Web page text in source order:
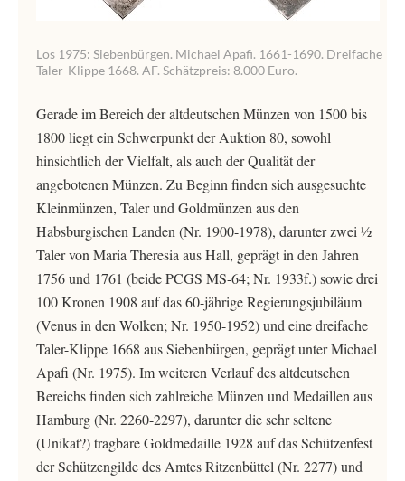
Los 1975: Siebenbürgen. Michael Apafi. 1661-1690. Dreifache
Taler-Klippe 1668. AF. Schätzpreis: 8.000 Euro.
Gerade im Bereich der altdeutschen Münzen von 1500 bis
1800 liegt ein Schwerpunkt der Auktion 80, sowohl
hinsichtlich der Vielfalt, als auch der Qualität der
angebotenen Münzen. Zu Beginn finden sich ausgesuchte
Kleinmünzen, Taler und Goldmünzen aus den
Habsburgischen Landen (Nr. 1900-1978), darunter zwei ½
Taler von Maria Theresia aus Hall, geprägt in den Jahren
1756 und 1761 (beide PCGS MS-64; Nr. 1933f.) sowie drei
100 Kronen 1908 auf das 60-jährige Regierungsjubiläum
(Venus in den Wolken; Nr. 1950-1952) und eine dreifache
Taler-Klippe 1668 aus Siebenbürgen, geprägt unter Michael
Apafi (Nr. 1975). Im weiteren Verlauf des altdeutschen
Bereichs finden sich zahlreiche Münzen und Medaillen aus
Hamburg (Nr. 2260-2297), darunter die sehr seltene
(Unikat?) tragbare Goldmedaille 1928 auf das Schützenfest
der Schützengilde des Amtes Ritzenbüttel (Nr. 2277) und